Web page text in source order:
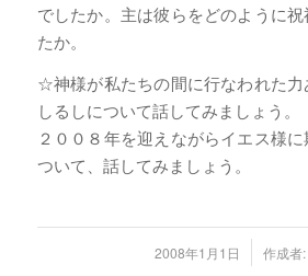
でしたか。主は彼らをどのように
たか。
☆神様が私たちの間に行なわれた力
しるしについて話してみましょう。
２００８年を迎えながらイエス様
ついて、話してみましょう。
2008年1月1日
/ 作成者: